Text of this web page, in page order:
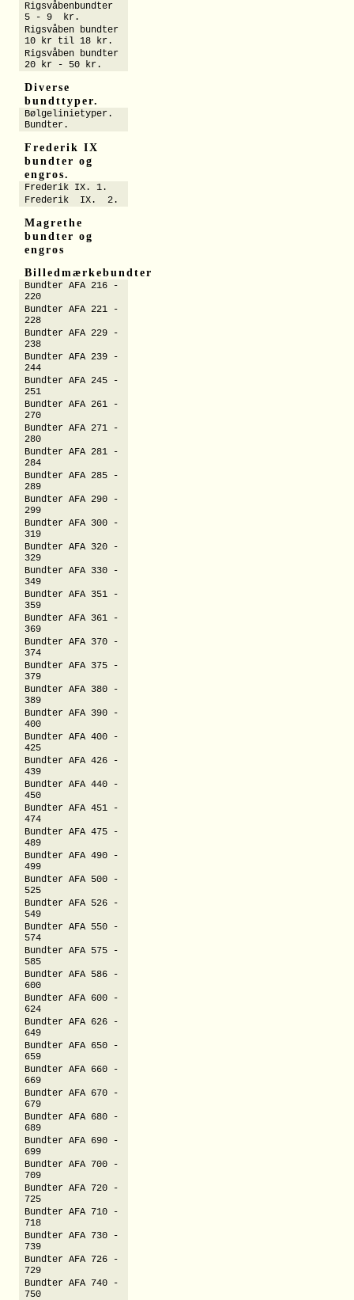
Rigsvåbenbundter
5 - 9 kr.
Rigsvåben bundter
10 kr til 18 kr.
Rigsvåben bundter
20 kr - 50 kr.
Diverse
bundttyper.
Bølgelinietyper.
Bundter.
Frederik IX
bundter og
engros.
Frederik IX. 1.
Frederik IX. 2.
Magrethe
bundter og
engros
Billedmærkebundter
Bundter AFA 216 -
220
Bundter AFA 221 -
228
Bundter AFA 229 -
238
Bundter AFA 239 -
244
Bundter AFA 245 -
251
Bundter AFA 261 -
270
Bundter AFA 271 -
280
Bundter AFA 281 -
284
Bundter AFA 285 -
289
Bundter AFA 290 -
299
Bundter AFA 300 -
319
Bundter AFA 320 -
329
Bundter AFA 330 -
349
Bundter AFA 351 -
359
Bundter AFA 361 -
369
Bundter AFA 370 -
374
Bundter AFA 375 -
379
Bundter AFA 380 -
389
Bundter AFA 390 -
400
Bundter AFA 400 -
425
Bundter AFA 426 -
439
Bundter AFA 440 -
450
Bundter AFA 451 -
474
Bundter AFA 475 -
489
Bundter AFA 490 -
499
Bundter AFA 500 -
525
Bundter AFA 526 -
549
Bundter AFA 550 -
574
Bundter AFA 575 -
585
Bundter AFA 586 -
600
Bundter AFA 600 -
624
Bundter AFA 626 -
649
Bundter AFA 650 -
659
Bundter AFA 660 -
669
Bundter AFA 670 -
679
Bundter AFA 680 -
689
Bundter AFA 690 -
699
Bundter AFA 700 -
709
Bundter AFA 720 -
725
Bundter AFA 710 -
718
Bundter AFA 730 -
739
Bundter AFA 726 -
729
Bundter AFA 740 -
750